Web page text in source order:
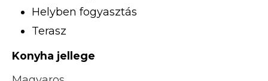
Helyben fogyasztás
Terasz
Konyha jellege